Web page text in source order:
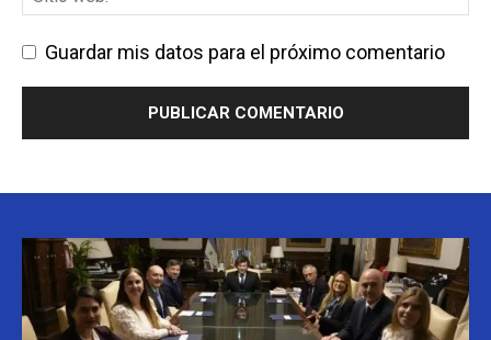
Guardar mis datos para el próximo comentario